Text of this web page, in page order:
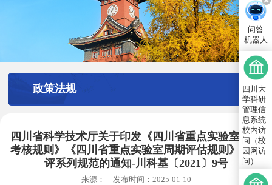
政策法规
四川省科学技术厅关于印发《四川省重点实验室年度
考核规则》《四川省重点实验室周期评估规则》等考
评系列规范的通知-川科基〔2021〕9号
来源： 发布时间： 2025-01-10
问答
机器人
四川大
学科研
管理信
息系统
校内访
问（校
园网访
问）